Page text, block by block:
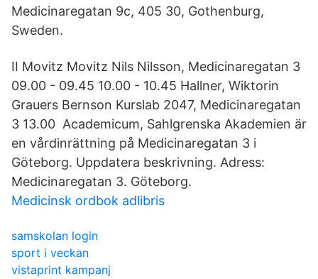
Medicinaregatan 9c, 405 30, Gothenburg,
Sweden.
II Movitz Movitz Nils Nilsson, Medicinaregatan 3
09.00 - 09.45 10.00 - 10.45 Hallner, Wiktorin
Grauers Bernson Kurslab 2047, Medicinaregatan
3 13.00 Academicum, Sahlgrenska Akademien är
en vårdinrättning på Medicinaregatan 3 i
Göteborg. Uppdatera beskrivning. Adress:
Medicinaregatan 3. Göteborg.
Medicinsk ordbok adlibris
samskolan login
sport i veckan
vistaprint kampanj